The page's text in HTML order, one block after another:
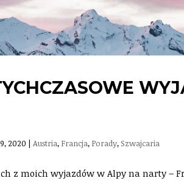
2020 |Austria, Francja, Porady, Szwajcaria
z moich wyjazdów w Alpy na narty –